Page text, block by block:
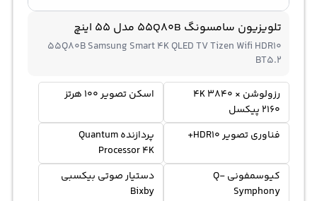
تلویزیون سامسونگ 55Q80B مدل 55 اینچ
55Q80B Samsung Smart 4K QLED TV Tizen Wifi HDR10
BT5.2
رزولوشن 4K 3840 ×
2160 پیکسل
اسکن تصویر 100 هرتز
فناوری تصویر HDR10+
پردازنده Quantum
Processor 4K
کیوسمفونی Q-
Symphony
دستیار صوتی بیکسبی
Bixby